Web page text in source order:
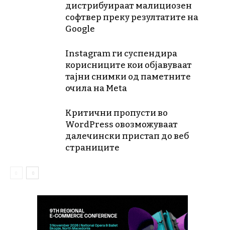
дистрибуираат малициозен
софтвер преку резултатите на
Google
Instagram ги суспендира
корисниците кои објавуваат
тајни снимки од паметните
очила на Meta
Критични пропусти во
WordPress овозможуваат
далечински пристап до веб
страниците